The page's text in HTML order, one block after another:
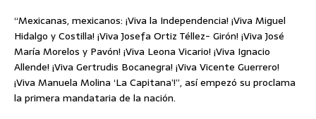
“Mexicanas, mexicanos: ¡Viva la Independencia! ¡Viva Miguel
Hidalgo y Costilla! ¡Viva Josefa Ortiz Téllez- Girón! ¡Viva José
María Morelos y Pavón! ¡Viva Leona Vicario! ¡Viva Ignacio
Allende! ¡Viva Gertrudis Bocanegra! ¡Viva Vicente Guerrero!
¡Viva Manuela Molina ‘La Capitana’!”, así empezó su proclama
la primera mandataria de la nación.